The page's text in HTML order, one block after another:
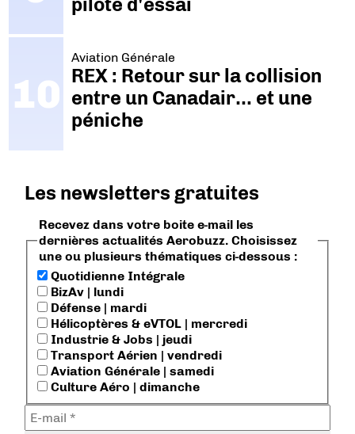
Aviation Générale
REX : Retour sur la collision
entre un Canadair… et une
péniche
Les newsletters gratuites
Recevez dans votre boite e-mail les
dernières actualités Aerobuzz. Choisissez
une ou plusieurs thématiques ci-dessous :
Quotidienne Intégrale
BizAv | lundi
Défense | mardi
Hélicoptères & eVTOL | mercredi
Industrie & Jobs | jeudi
Transport Aérien | vendredi
Aviation Générale | samedi
Culture Aéro | dimanche